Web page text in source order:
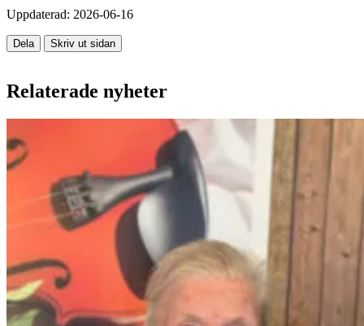
Uppdaterad: 2026-06-16
Dela Skriv ut sidan
Relaterade nyheter